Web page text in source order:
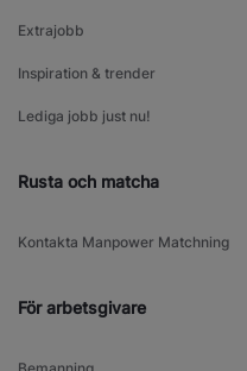
Extrajobb
Inspiration & trender
Lediga jobb just nu!
Rusta och matcha
Kontakta Manpower Matchning
För arbetsgivare